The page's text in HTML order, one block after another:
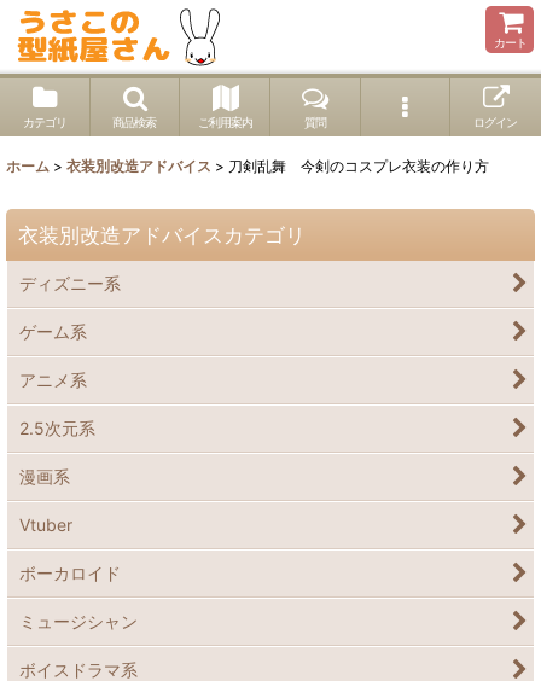
カート
カテゴリ 商品検索 ご利用案内 質問 ログイン
ホーム > 衣装別改造アドバイス > 刀剣乱舞 今剣のコスプレ衣装の作り方
衣装別改造アドバイスカテゴリ
ディズニー系
ゲーム系
アニメ系
2.5次元系
漫画系
Vtuber
ボーカロイド
ミュージシャン
ボイスドラマ系